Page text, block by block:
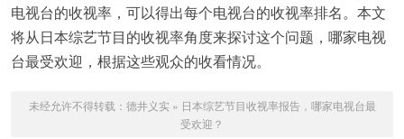
电视台的收视率，可以得出每个电视台的收视率排名。本文
将从日本综艺节目的收视率角度来探讨这个问题，哪家电视
台最受欢迎，根据这些观众的收看情况。
未经允许不得转载： 德井义实 » 日本综艺节目收视率报告，哪家电视台最
受欢迎？